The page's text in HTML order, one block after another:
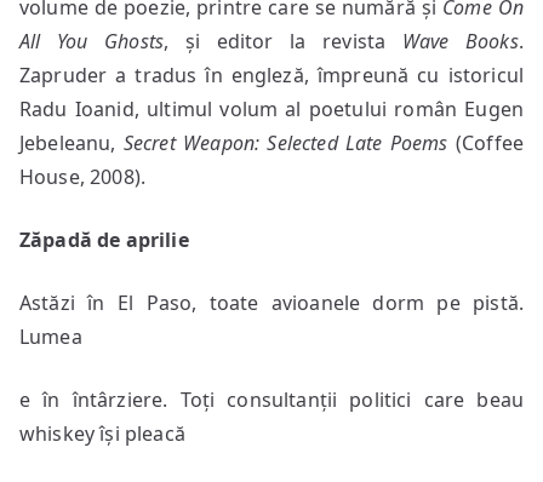
volume de poezie, printre care se numără și Come On
All You Ghosts, și editor la revista Wave Books.
Zapruder a tradus în engleză, împreună cu istoricul
Radu Ioanid, ultimul volum al poetului român Eugen
Jebeleanu, Secret Weapon: Selected Late Poems (Coffee
House, 2008).
Zăpadă de aprilie
Astăzi în El Paso, toate avioanele dorm pe pistă.
Lumea
e în întârziere. Toți consultanții politici care beau
whiskey își pleacă